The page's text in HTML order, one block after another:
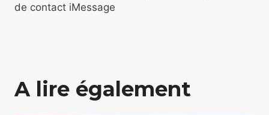
de contact iMessage
A lire également